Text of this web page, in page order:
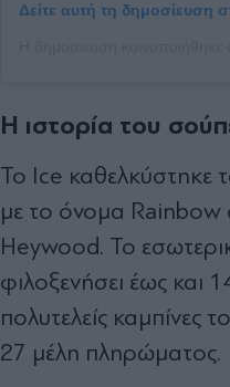
Δείτε αυτή τη δημοσίευση
Η ιστορία του
Το Ice καθελκύστηκε
με το όνομα Rainbow
Heywood. Το
φιλοξενήσει έως και
πολυτελείς καμπίνες
27 μέλη πληρώματος.